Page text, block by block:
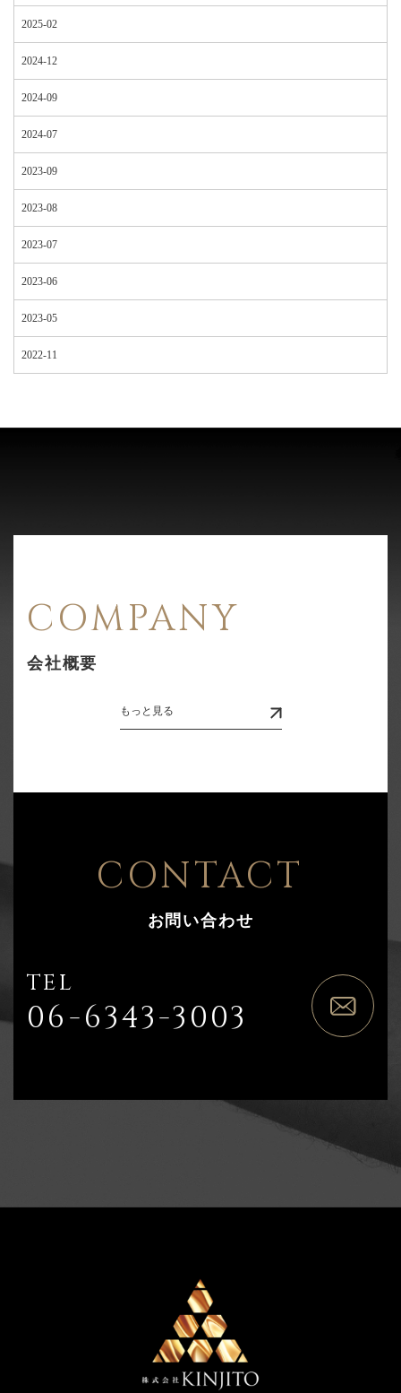
2025-02
2024-12
2024-09
2024-07
2023-09
2023-08
2023-07
2023-06
2023-05
2022-11
COMPANY
会社概要
もっと見る
CONTACT
お問い合わせ
TEL
06-6343-3003